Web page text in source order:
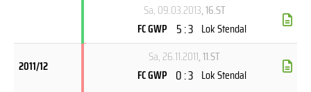
Sa, 09.03.2013, 16.ST
FC GWP 5 : 3 Lok Stendal
2011/12
Sa, 26.11.2011, 11.ST
FC GWP 0 : 3 Lok Stendal